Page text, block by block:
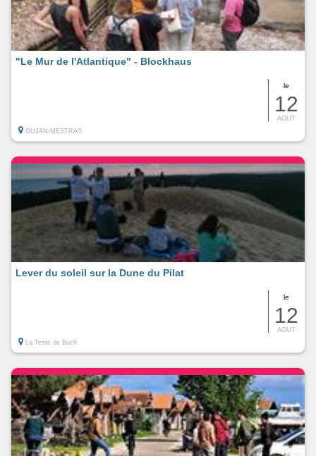
le
12
AOUT
"Le Mur de l'Atlantique" - Blockhaus
GUJAN-MESTRAS
le
12
AOUT
Lever du soleil sur la Dune du Pilat
La Teste de Buch